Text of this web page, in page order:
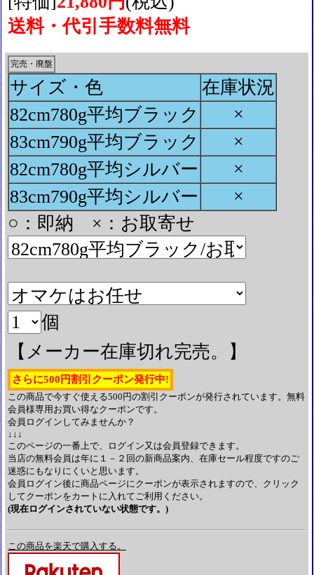
送料・代引手数料無料
完売・廃盤
サイズ・色
在庫状況
82cm780g平均ブラック
×
83cm790g平均ブラック
×
82cm780g平均シルバー
×
83cm790g平均シルバー
×
○：即納 ×：お取寄せ
個
【メーカー在庫切れ完売。】
さらに500円割引クーポン発行中!
この商品で今すぐ使える500円の割引クーポンが発行されています。無料
会員様専用お買い得なクーポンです。
会員ログインしてみませんか？
↓↓↓
このページの一番上で、ログイン又は会員登録できます。
当店の無料会員は年に１－２回の新商品案内、在庫セール程度ですのご
迷惑にもなりにくいと思います。
会員ログイン後に商品ページにクーポンが表示されますので、クリック
してクーポンをカートに入れてご利用ください。
(現在ログインされていない状態です。)
この商品を楽天で購入する。